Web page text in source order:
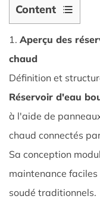
Content
1
1.
Aperçu
des
réservoirs
en
acier
galvanisés
à
chaud
1. Aperçu des
chaud
Définition et
Réservoir d'eau
à l'aide de
chaud connectés
Sa conception
maintenance
soudé traditionnels.